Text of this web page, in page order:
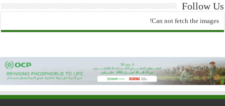
Follow Us
Can not fetch the images!